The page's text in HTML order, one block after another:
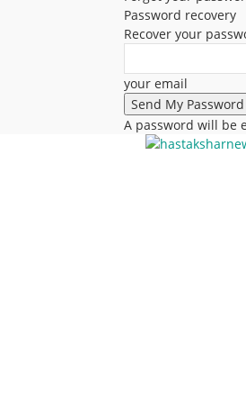
Password recovery
Recover your
your email
A password will be